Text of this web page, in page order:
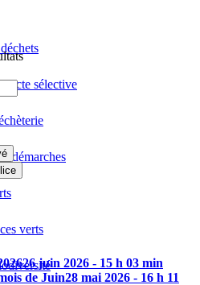
sélective
démarches
verts
26 juin 2026 - 15 h 03 min
de Juin28 mai 2026 - 16 h 11